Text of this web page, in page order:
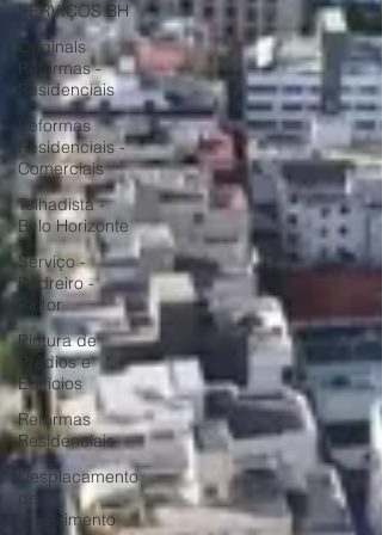
SERVIÇOS BH
Originals
Reformas -
Residenciais
Reformas
Residenciais -
Comerciais
Telhadista -
Belo Horizonte
Serviço -
Pedreiro -
Pintor
Pintura de
Prédios e
Edifícios
Reformas
Residenciais
Desplacamento
de
revestimento